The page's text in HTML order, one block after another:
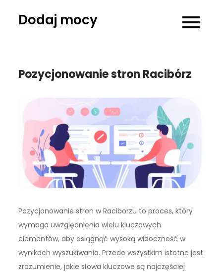
Dodaj mocy
Pozycjonowanie stron Racibórz
Pozycjonowanie stron w Raciborzu to proces, który
wymaga uwzględnienia wielu kluczowych
elementów, aby osiągnąć wysoką widoczność w
wynikach wyszukiwania. Przede wszystkim istotne jest
zrozumienie, jakie słowa kluczowe są najczęściej